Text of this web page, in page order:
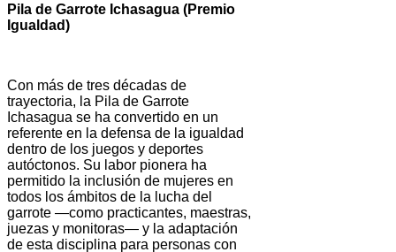
Pila de Garrote Ichasagua (Premio
Igualdad)
Con más de tres décadas de
trayectoria, la Pila de Garrote
Ichasagua se ha convertido en un
referente en la defensa de la igualdad
dentro de los juegos y deportes
autóctonos. Su labor pionera ha
permitido la inclusión de mujeres en
todos los ámbitos de la lucha del
garrote —como practicantes, maestras,
juezas y monitoras— y la adaptación
de esta disciplina para personas con